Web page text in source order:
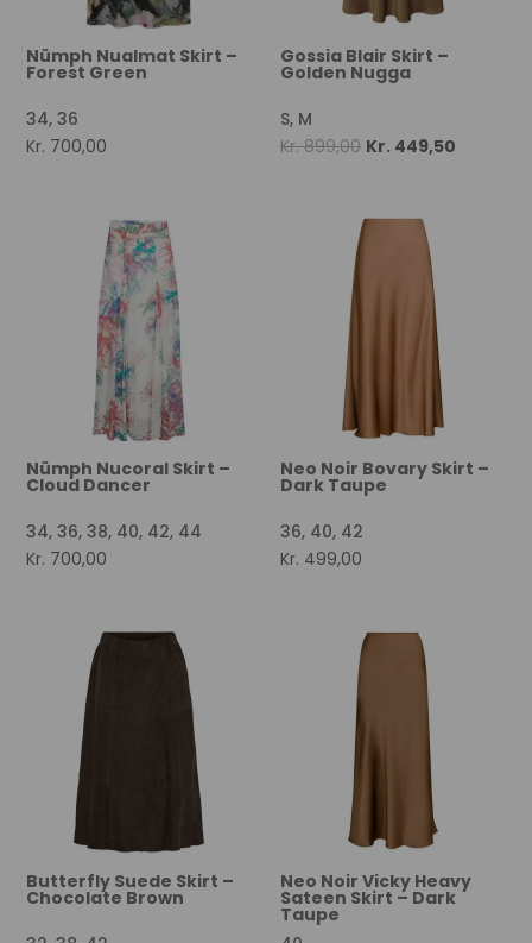
Nümph Nualmat Skirt –
Forest Green
34, 36
Kr. 700,00
Gossia Blair Skirt –
Golden Nugga
S, M
Kr.899,00 Original
Kr. 899,00.
Kr. 449,50
Nümph Nucoral Skirt –
Cloud Dancer
34, 36, 38, 40, 42, 44
Kr. 700,00
Neo Noir Bovary Skirt –
Dark Taupe
36, 40, 42
Kr. 499,00
Butterfly Suede Skirt –
Chocolate Brown
Neo Noir Vicky Heavy
Sateen Skirt – Dark
Taupe